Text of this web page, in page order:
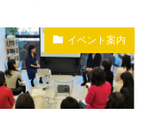
イベント案内